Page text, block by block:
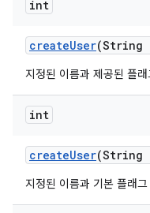
int
createUser(String
지정된 이름과 제공된 플
int
createUser(String
지정된 이름과 기본 플래